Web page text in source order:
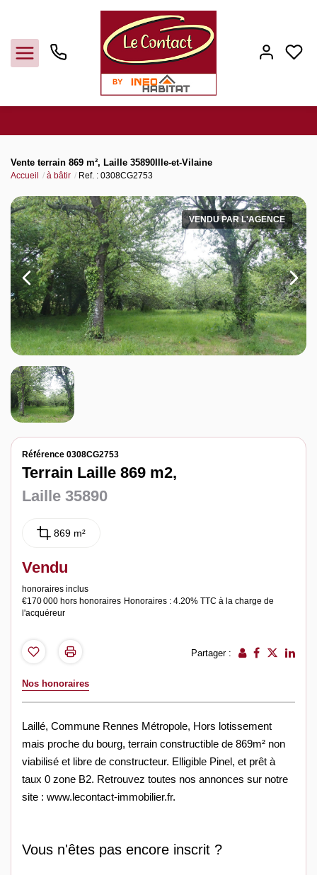
Louer
Gerer
Syndic
Notre agence
Contact
Vente terrain 869 m², Laille 35890Ille-et-Vilaine
Accueil à bâtir Ref. : 0308CG2753
VENDU PAR L'AGENCE
Référence 0308CG2753
Terrain Laille 869 m2,
Laille 35890
869 m²
Vendu
honoraires inclus
€170 000 hors honoraires Honoraires : 4.20% TTC à la charge de
l'acquéreur
Partager :
Nos honoraires
Laillé, Commune Rennes Métropole, Hors lotissement
mais proche du bourg, terrain constructible de 869m² non
viabilisé et libre de constructeur. Elligible Pinel, et prêt à
taux 0 zone B2. Retrouvez toutes nos annonces sur notre
site : www.lecontact-immobilier.fr.
Vous n'êtes pas encore inscrit ?